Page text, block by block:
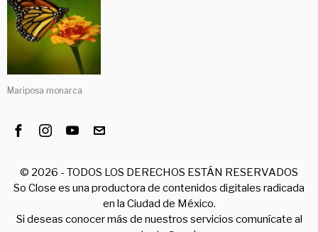
Mariposa monarca
© 2026 - TODOS LOS DERECHOS ESTÁN RESERVADOS
So Close es una productora de contenidos digitales radicada
en la Ciudad de México.
Si deseas conocer más de nuestros servicios comunícate al